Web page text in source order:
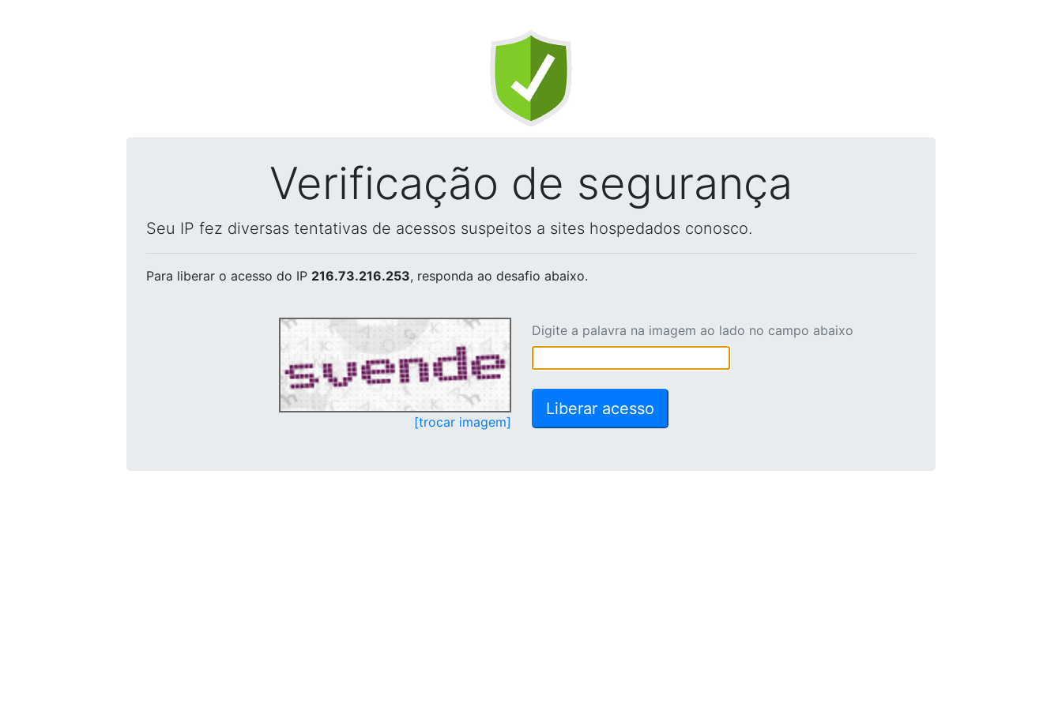
Verificação de segurança
Seu IP fez diversas tentativas de acessos suspeitos a sites hospedados conosco.
Para liberar o acesso do IP 216.73.216.253, responda ao desafio abaixo.
[trocar imagem]
Digite a palavra na imagem ao lado no campo abaixo